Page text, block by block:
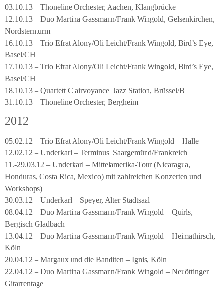
03.10.13 – Thoneline Orchester, Aachen, Klangbrücke
12.10.13 – Duo Martina Gassmann/Frank Wingold, Gelsenkirchen,
Nordsternturm
16.10.13 – Trio Efrat Alony/Oli Leicht/Frank Wingold, Bird’s Eye,
Basel/CH
17.10.13 – Trio Efrat Alony/Oli Leicht/Frank Wingold, Bird’s Eye,
Basel/CH
18.10.13 – Quartett Clairvoyance, Jazz Station, Brüssel/B
31.10.13 – Thoneline Orchester, Bergheim
2012
05.02.12 – Trio Efrat Alony/Oli Leicht/Frank Wingold – Halle
12.02.12 – Underkarl – Terminus, Saargemünd/Frankreich
11.-29.03.12 – Underkarl – Mittelamerika-Tour (Nicaragua,
Honduras, Costa Rica, Mexico) mit zahlreichen Konzerten und
Workshops)
30.03.12 – Underkarl – Speyer, Alter Stadtsaal
08.04.12 – Duo Martina Gassmann/Frank Wingold – Quirls,
Bergisch Gladbach
13.04.12 – Duo Martina Gassmann/Frank Wingold – Heimathirsch,
Köln
20.04.12 – Margaux und die Banditen – Ignis, Köln
22.04.12 – Duo Martina Gassmann/Frank Wingold – Neuöttinger
Gitarrentage